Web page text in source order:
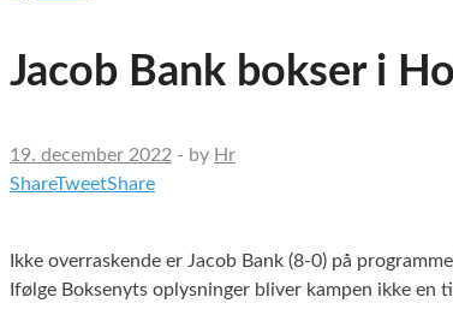
Jacob Bank bokser i
19. december 2022 - by Hr
ShareTweetShare
Ikke overraskende er Jacob Bank (8-0) på
Ifølge Boksenyts oplysninger bliver kampen ikke en